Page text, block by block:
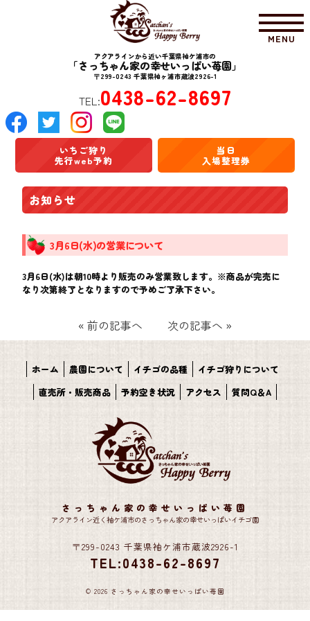
MENU
アクアラインから近い千葉県袖ケ浦市の
「さっちゃん家の幸せいっぱい苺園」
〒299-0243 千葉県袖ヶ浦市蔵波2926-1
TEL:0438-62-8697
いちご狩り
先行web予約
当日
入場整理券
お知らせ
3月6日(水)の営業について
3月6日(水)は朝10時より販売のみ営業致します。※商品が完売に
なり次第終了となりますので予めご了承下さい。
« 前の記事へ 次の記事へ »
ホーム 農園について イチゴの品種
イチゴ狩りについて
直売所・販売商品
予約空き状況 アクセス 質問Q＆A
さっちゃん家の幸せいっぱい苺園
アクアライン近く袖ケ浦市のさっちゃん家の幸せいっぱいイチゴ園
〒299-0243 千葉県袖ケ浦市蔵波2926-1
TEL:0438-62-8697
© 2026 さっちゃん家の幸せいっぱい苺園